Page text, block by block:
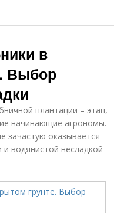
в
Выбор
плантации – этап,
начинающие агрономы.
зачастую оказывается
водянистой несладкой